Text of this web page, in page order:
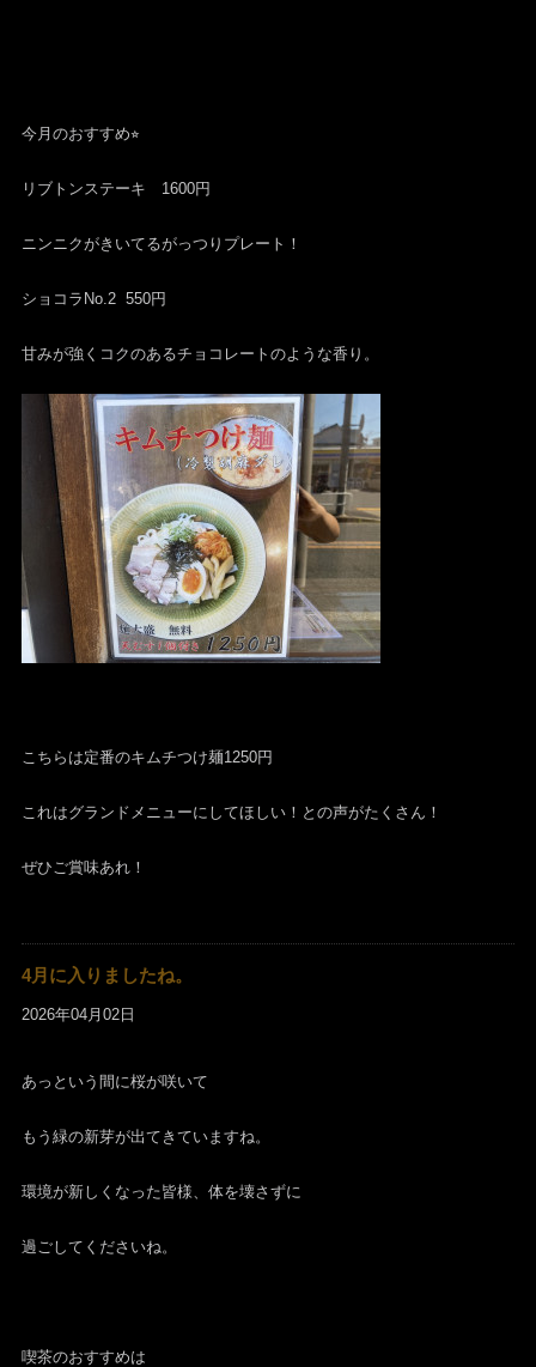
今月のおすすめ⭐︎
リブトンステーキ 1600円
ニンニクがきいてるがっつりプレート！
ショコラNo.2 550円
甘みが強くコクのあるチョコレートのような香り。
こちらは定番のキムチつけ麺1250円
これはグランドメニューにしてほしい！との声がたくさん！
ぜひご賞味あれ！
4月に入りましたね。
2026年04月02日
あっという間に桜が咲いて
もう緑の新芽が出てきていますね。
環境が新しくなった皆様、体を壊さずに
過ごしてくださいね。
喫茶のおすすめは